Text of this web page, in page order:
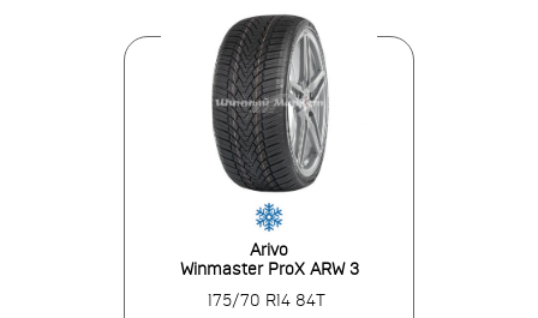
Arivo
Winmaster ProX ARW 3
175/70 R14 84T